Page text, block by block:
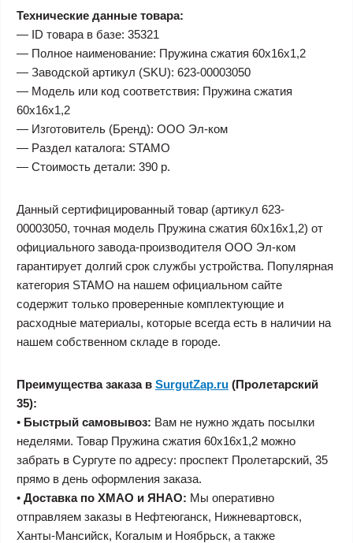
Технические данные товара:
— ID товара в базе: 35321
— Полное наименование: Пружина сжатия 60х16х1,2
— Заводской артикул (SKU): 623-00003050
— Модель или код соответствия: Пружина сжатия
60х16х1,2
— Изготовитель (Бренд): ООО Эл-ком
— Раздел каталога: STAMO
— Стоимость детали: 390 р.
Данный сертифицированный товар (артикул 623-
00003050, точная модель Пружина сжатия 60х16х1,2) от
официального завода-производителя ООО Эл-ком
гарантирует долгий срок службы устройства. Популярная
категория STAMO на нашем официальном сайте
содержит только проверенные комплектующие и
расходные материалы, которые всегда есть в наличии на
нашем собственном складе в городе.
Преимущества заказа в SurgutZap.ru (Пролетарский
35):
• Быстрый самовывоз: Вам не нужно ждать посылки
неделями. Товар Пружина сжатия 60х16х1,2 можно
забрать в Сургуте по адресу: проспект Пролетарский, 35
прямо в день оформления заказа.
• Доставка по ХМАО и ЯНАО: Мы оперативно
отправляем заказы в Нефтеюганск, Нижневартовск,
Ханты-Мансийск, Когалым и Ноябрьск, а также